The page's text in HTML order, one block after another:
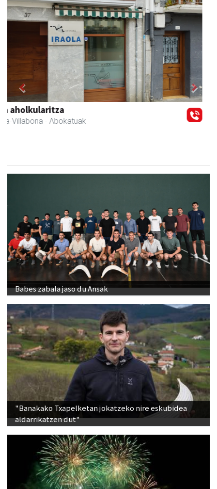
Egape Ikastola
Urnieta - Hezkuntza
Previous Next
Babes zabala jaso du Ansak
"Banakako Txapelketan jokatzeko nire eskubidea
aldarrikatzen dut"